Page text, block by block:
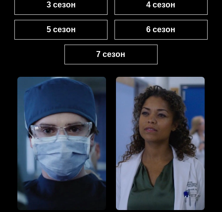
3 сезон 4 сезон
5 сезон 6 сезон
7 сезон